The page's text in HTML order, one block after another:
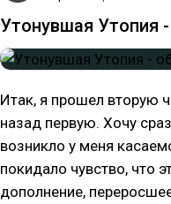
Утонувшая Утопия
Итак, я прошел вторую
назад первую. Хочу
возникло у меня
покидало чувство, что
дополнение,